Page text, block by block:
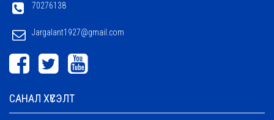
70276138
Jargalant1927@gmail.com
САНАЛ ХҮСЭЛТ